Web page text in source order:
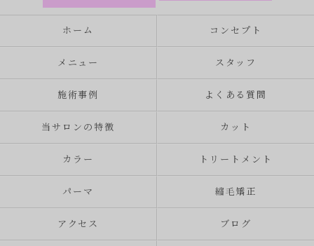
ホーム コンセプト
メニュー スタッフ
施術事例 よくある質問
当サロンの特徴 カット
カラー トリートメント
パーマ 縮毛矯正
アクセス ブログ